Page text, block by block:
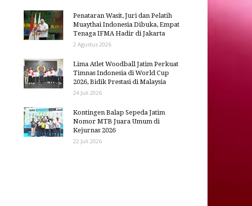
Penataran Wasit, Juri dan Pelatih
Muaythai Indonesia Dibuka, Empat
Tenaga IFMA Hadir di Jakarta
2 Agustus 2026
Lima Atlet Woodball Jatim Perkuat
Timnas Indonesia di World Cup
2026, Bidik Prestasi di Malaysia
24 Juli 2026
Kontingen Balap Sepeda Jatim
Nomor MTB Juara Umum di
Kejurnas 2026
22 Juli 2026